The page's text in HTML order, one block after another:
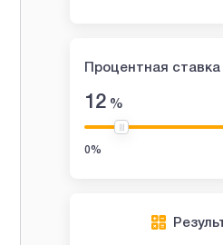
Процентная ставка
12 %
0%